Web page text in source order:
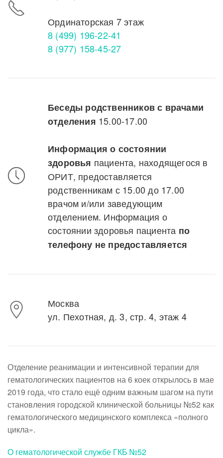
Ординаторская 7 этаж
8 (499) 196-22-41
8 (977) 158-45-27
Беседы родственников с врачами
отделения 15.00-17.00
Информация о состоянии
здоровья пациента, находящегося в
ОРИТ, предоставляется
родственникам с 15.00 до 17.00
врачом и/или заведующим
отделением. Информация о
состоянии здоровья пациента по
телефону не предоставляется
Москва
ул. Пехотная, д. 3, стр. 4, этаж 4
Отделение реанимации и интенсивной терапии для
гематологических пациентов на 6 коек открылось в мае
2019 года, что стало ещё одним важным шагом на пути
становления городской клинической больницы №52 как
гематологического медицинского комплекса «полного
цикла».
О гематологической службе ГКБ №52